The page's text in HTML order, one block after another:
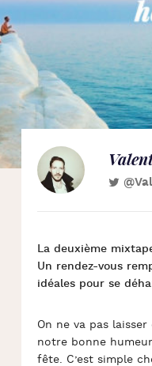
La deuxième
Un rendez-vous
idéales pour se
On ne va pas
notre bonne
fête. C’est simple